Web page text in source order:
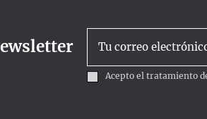
Acepto el tratamiento